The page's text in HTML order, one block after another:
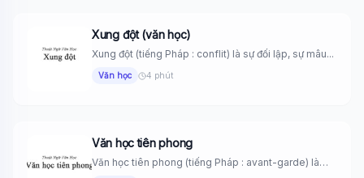
Xung đột (văn học)
Xung đột (tiếng Pháp : conflit) là sự đối lập, sự mâu...
Văn học 4 phút
Văn học tiên phong
Văn học tiên phong (tiếng Pháp : avant-garde) là